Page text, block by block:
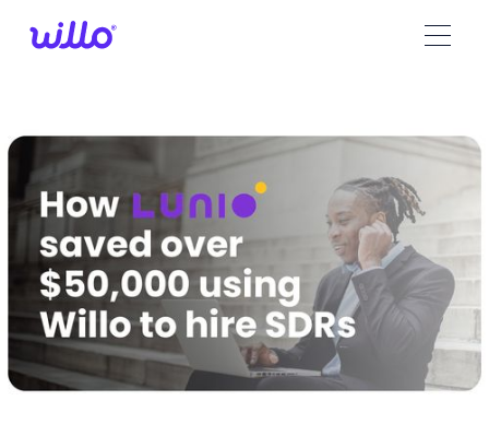
note:
an
accessibility
system.